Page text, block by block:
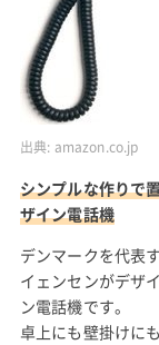
出典: amazon.co.jp
シンプルな作りで
ザイン電話機
デンマークを代表
イェンセンがデザ
ン電話機です。
卓上にも壁掛けに